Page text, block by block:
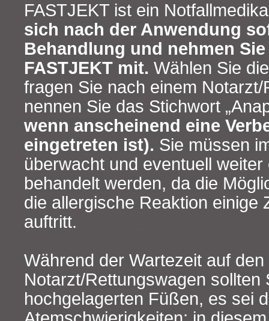
FASTJEKT ist ein
sich nach der Anwendung
Behandlung und nehmen
FASTJEKT mit. Wählen Sie
fragen Sie nach einem
nennen Sie das Stichwort
wenn anscheinend eine
eingetreten ist). Sie müssen
überwacht und eventuell
behandelt werden, da die
die allergische Reaktion einige
auftritt.
Während der Wartezeit auf den
Notarzt/Rettungswagen sollten
hochgelagerten Füßen, es sei